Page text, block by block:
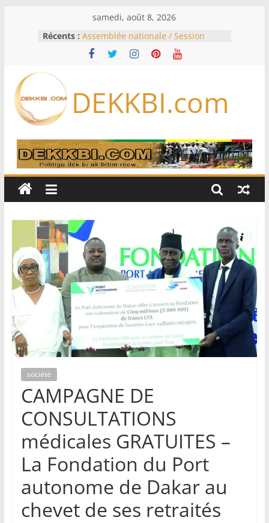
samedi, août 8, 2026
Récents : Assemblée nationale / Session
extraordinaire: Six commissions
d’enquête à l’ordre du jour ce lundi
Bénin: Patrice Talon élu président
du Sénat, moins de trois mois
Pakistan et la Turquie signent un
accord de défense
RD Congo: Kinshasa interdit les
exportations de cuivre et de cobalt
production
DEKKBI.com
société
CAMPAGNE DE
CONSULTATIONS
médicales GRATUITES –
La Fondation du Port
autonome de Dakar au
chevet de ses retraités